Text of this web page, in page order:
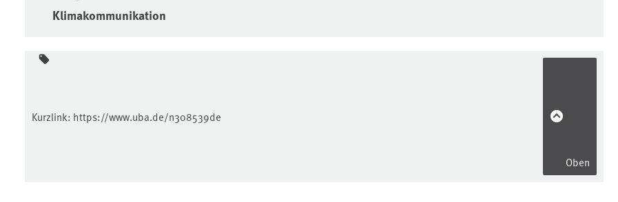
Klimakommunikation
Kurzlink: https://www.uba.de/n308539de
Oben